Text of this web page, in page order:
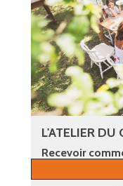
L'ATELIER DU
Recevoir
Plus